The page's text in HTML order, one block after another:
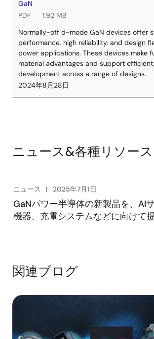
GaN
PDF
1.92 MB
Normally-off d-mode GaN devices offer
performance, high reliability, and design
power applications. These devices make
material advantages and support
development across a range of designs.
2024年8月28日
ニュース&各種リソース
ニュース 2025年7月1日
GaNパワー半導体の新製品を、AI
機器、充電システムなどに向けて
関連ブログ